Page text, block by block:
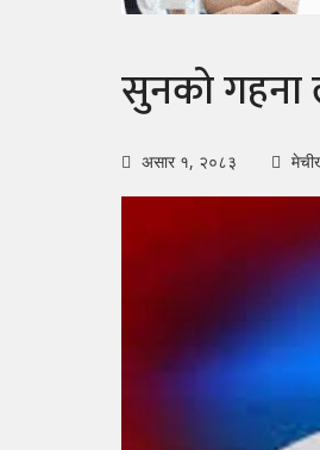
सुनको गहना
असार १, २०८३